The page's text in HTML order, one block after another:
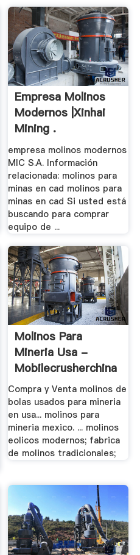
Empresa Molinos
Modernos |Xinhai
Mining .
empresa molinos modernos
MIC S.A. Información
relacionada: molinos para
minas en cad molinos para
minas en cad Si usted está
buscando para comprar
equipo de ...
Molinos Para
Mineria Usa -
Mobilecrusherchina
Compra y Venta molinos de
bolas usados para mineria
en usa... molinos para
mineria mexico. ... molinos
eolicos modernos; fabrica
de molinos tradicionales;